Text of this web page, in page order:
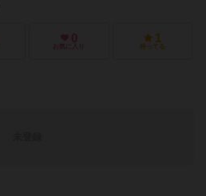
0
お気に入り
1
持ってる